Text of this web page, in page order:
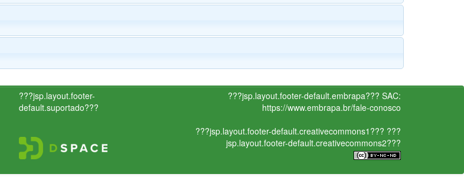
???jsp.layout.footer-
default.suportado???
???jsp.layout.footer-default.embrapa??? SAC:
https://www.embrapa.br/fale-conosco
???jsp.layout.footer-default.creativecommons1??? ???
jsp.layout.footer-default.creativecommons2???